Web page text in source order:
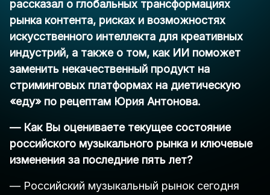
рассказал о глобальных трансформациях
рынка контента, рисках и возможностях
искусственного интеллекта для креативных
индустрий, а также о том, как ИИ поможет
заменить некачественный продукт на
стриминговых платформах на диетическую
«еду» по рецептам Юрия Антонова.
— Как Вы оцениваете текущее состояние
российского музыкального рынка и ключевые
изменения за последние пять лет?
— Российский музыкальный рынок сегодня